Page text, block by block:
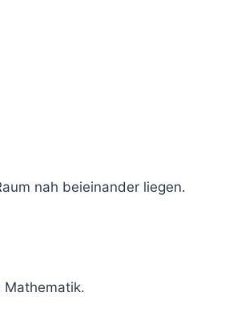
nah beieinander liegen.
Mathematik.